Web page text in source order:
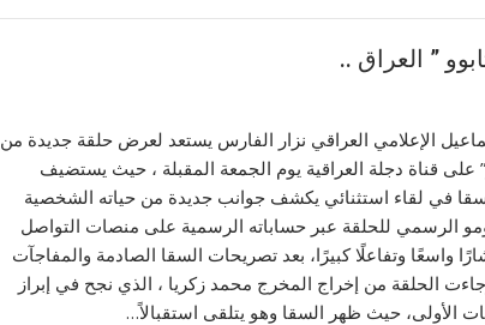
” العراق ..
الإعلامي العراقي نزار الفارس يستعد لعرض حلقة جديدة من
على قناة دجلة العراقية يوم الجمعة المقبلة ، حيث يستضيف
في لقاء استثنائي يكشف جوانب جديدة من حياته الشخصية
الرسمي للحلقة عبر حساباته الرسمية على منصات التواصل
واسعًا وتفاعلًا كبيرًا، بعد تصريحات السقا الصادمة والمفاجآت
الحلقة من إخراج المخرج محمد زكريا ، الذي نجح في إبراز
الأولى، حيث ظهر السقا وهو يتلقى استقبالاً…